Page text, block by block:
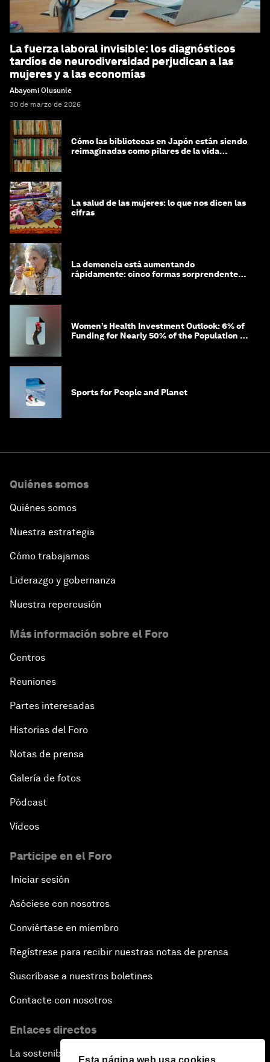
Esta página web usa cookies
La fuerza laboral invisible: los diagnósticos
tardíos de neurodiversidad perjudican a las
mujeres y a las economías
Abayomi Olusunle
30 de marzo de 2026
Cómo las bibliotecas en Japón están siendo
reimaginadas como pilares de la vida
La salud de las mujeres: lo que nos dicen las
cifras
La demencia está aumentando
rápidamente: cinco formas sorprendentes
Women’s Health Investment Outlook: 6% of
Funding for Nearly 50% of the Population –
Sports for People and Planet
Quiénes somos
Quiénes somos
Nuestra estrategia
Cómo trabajamos
Liderazgo y gobernanza
Nuestra repercusión
Más información sobre el Foro
Centros
Reuniones
Partes interesadas
Historias del Foro
Notas de prensa
Galería de fotos
Pódcast
Vídeos
Participe en el Foro
Iniciar sesión
Asóciese con nosotros
Conviértase en miembro
Regístrese para recibir nuestras notas de prensa
Suscríbase a nuestros boletines
Contacte con nosotros
Enlaces directos
La sostenibilidad en el Foro